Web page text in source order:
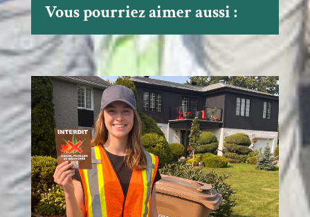
Vous pourriez aimer aussi :